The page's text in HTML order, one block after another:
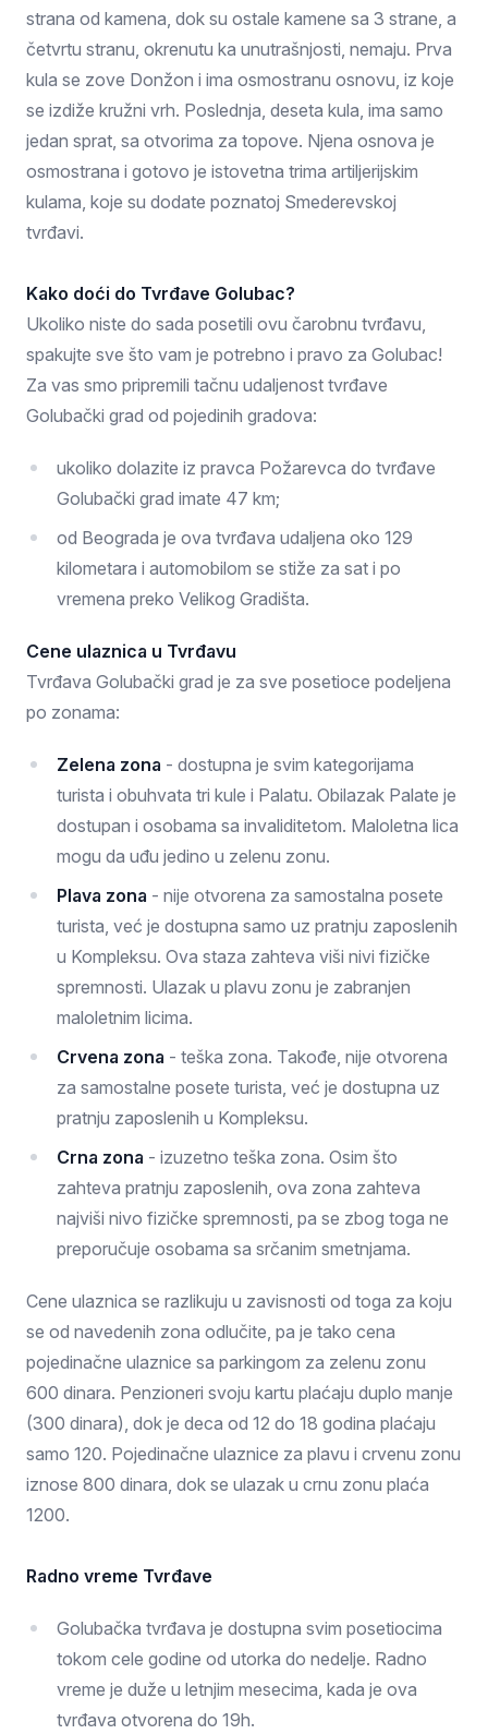
strana od kamena, dok su ostale kamene sa 3 strane, a
četvrtu stranu, okrenutu ka unutrašnjosti, nemaju. Prva
kula se zove Donžon i ima osmostranu osnovu, iz koje
se izdiže kružni vrh. Poslednja, deseta kula, ima samo
jedan sprat, sa otvorima za topove. Njena osnova je
osmostrana i gotovo je istovetna trima artiljerijskim
kulama, koje su dodate poznatoj Smederevskoj
tvrđavi.
Kako doći do Tvrđave Golubac?
Ukoliko niste do sada posetili ovu čarobnu tvrđavu,
spakujte sve što vam je potrebno i pravo za Golubac!
Za vas smo pripremili tačnu udaljenost tvrđave
Golubački grad od pojedinih gradova:
ukoliko dolazite iz pravca Požarevca do tvrđave
Golubački grad imate 47 km;
od Beograda je ova tvrđava udaljena oko 129
kilometara i automobilom se stiže za sat i po
vremena preko Velikog Gradišta.
Cene ulaznica u Tvrđavu
Tvrđava Golubački grad je za sve posetioce podeljena
po zonama:
Zelena zona - dostupna je svim kategorijama
turista i obuhvata tri kule i Palatu. Obilazak Palate je
dostupan i osobama sa invaliditetom. Maloletna lica
mogu da uđu jedino u zelenu zonu.
Plava zona - nije otvorena za samostalna posete
turista, već je dostupna samo uz pratnju zaposlenih
u Kompleksu. Ova staza zahteva viši nivi fizičke
spremnosti. Ulazak u plavu zonu je zabranjen
maloletnim licima.
Crvena zona - teška zona. Takođe, nije otvorena
za samostalne posete turista, već je dostupna uz
pratnju zaposlenih u Kompleksu.
Crna zona - izuzetno teška zona. Osim što
zahteva pratnju zaposlenih, ova zona zahteva
najviši nivo fizičke spremnosti, pa se zbog toga ne
preporučuje osobama sa srčanim smetnjama.
Cene ulaznica se razlikuju u zavisnosti od toga za koju
se od navedenih zona odlučite, pa je tako cena
pojedinačne ulaznice sa parkingom za zelenu zonu
600 dinara. Penzioneri svoju kartu plaćaju duplo manje
(300 dinara), dok je deca od 12 do 18 godina plaćaju
samo 120. Pojedinačne ulaznice za plavu i crvenu zonu
iznose 800 dinara, dok se ulazak u crnu zonu plaća
1200.
Radno vreme Tvrđave
Golubačka tvrđava je dostupna svim posetiocima
tokom cele godine od utorka do nedelje. Radno
vreme je duže u letnjim mesecima, kada je ova
tvrđava otvorena do 19h.